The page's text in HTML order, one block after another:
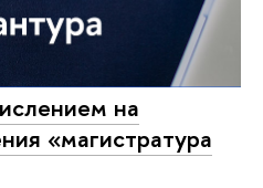
на
«магистратура